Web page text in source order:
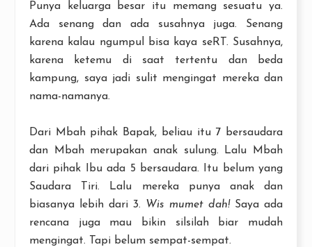
Punya keluarga besar itu memang sesuatu ya.
Ada senang dan ada susahnya juga. Senang
karena kalau ngumpul bisa kaya seRT. Susahnya,
karena ketemu di saat tertentu dan beda
kampung, saya jadi sulit mengingat mereka dan
nama-namanya.
Dari Mbah pihak Bapak, beliau itu 7 bersaudara
dan Mbah merupakan anak sulung. Lalu Mbah
dari pihak Ibu ada 5 bersaudara. Itu belum yang
Saudara Tiri. Lalu mereka punya anak dan
biasanya lebih dari 3.
Wis mumet dah! Saya ada
rencana juga mau bikin silsilah biar mudah
mengingat. Tapi belum sempat-sempat.